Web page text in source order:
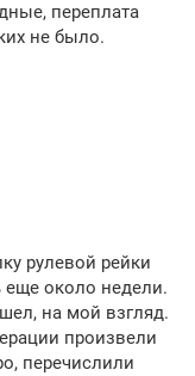
переплата
не было.
рулевой рейки
около недели.
на мой взгляд.
произвели
перечислили